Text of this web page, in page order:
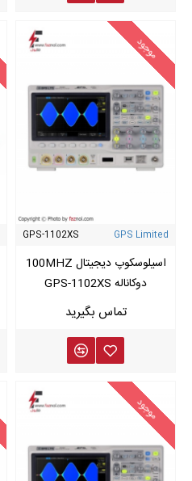
موجود
GPS Limited
GPS-1102XS
اسیلوسکوپ دیجیتال 100MHZ
دوکاناله GPS-1102XS
موجود